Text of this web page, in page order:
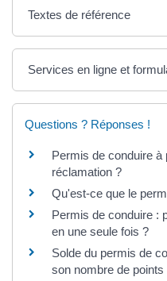
Textes de référence
Services en ligne et
Questions ? Réponses !
Permis de conduire
réclamation ?
Qu'est-ce que le
Permis de conduire :
en une seule fois ?
Solde du permis de
son nombre de points